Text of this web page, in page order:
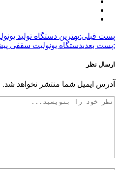
پست قبلی:بهترین دستگاه تولید
:پست بعدیدستگاه یونولیت سقفی
ارسال نظر
آدرس ایمیل شما منتشر نخواهد شد.